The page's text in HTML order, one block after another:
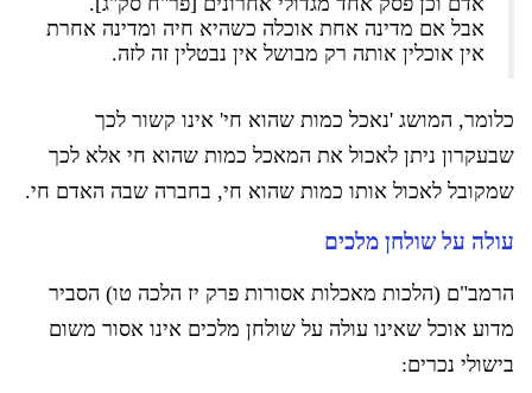
אבל אם מדינה אחת אוכלה כשהיא חיה ומדינה אחרת
אין אוכלין אותה רק מבושל אין נבטלין זה לזה.
כלומר, המושג 'נאכל כמות שהוא חי' אינו קשור לכך
שבעקרון ניתן לאכול את המאכל כמות שהוא חי אלא לכך
שמקובל לאכול אותו כמות שהוא חי, בחברה שבה האדם חי.
עולה על שולחן מלכים
הרמב"ם (הלכות מאכלות אסורות פרק יז הלכה טו) הסביר
מדוע אוכל שאינו עולה על שולחן מלכים אינו אסור משום
בישולי נכרים: